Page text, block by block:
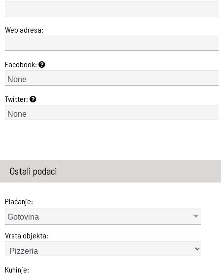
Web adresa:
Facebook:
Twitter:
Ostali podaci
Plaćanje:
Gotovina
Vrsta objekta:
Kuhinje: